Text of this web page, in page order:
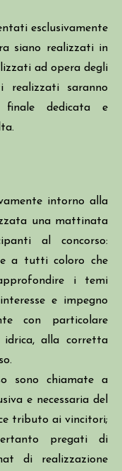
esclusivamente
siano realizzati in
ad opera degli
realizzati saranno
finale dedicata e
intorno alla
una mattinata
al concorso:
a tutti coloro che
i temi
e impegno
con particolare
alla corretta
sono chiamate a
e necessaria del
tributo ai vincitori;
pregati di
di realizzazione